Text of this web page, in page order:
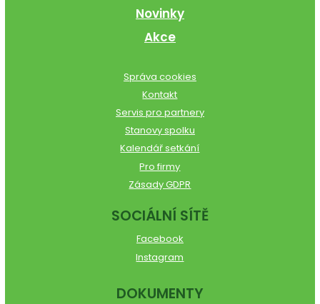
Novinky
Akce
Správa cookies
Kontakt
Servis pro partnery
Stanovy spolku
Kalendář setkání
Pro firmy
Zásady GDPR
SOCIÁLNÍ SÍTĚ
Facebook
Instagram
DOKUMENTY